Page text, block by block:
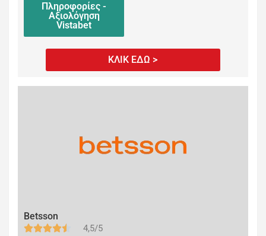
Πληροφορίες -
Αξιολόγηση
Vistabet
ΚΛΙΚ ΕΔΩ >
Betsson
4,5/5